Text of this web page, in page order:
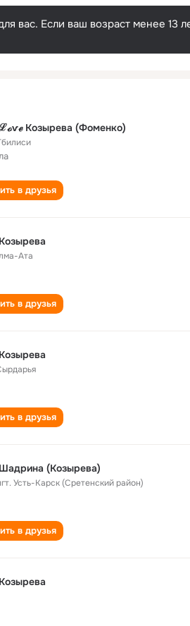
вас. Если ваш возраст менее 13
Козырева (Фоменко)
в друзья
Ата
в друзья
в друзья
(Козырева)
Усть-Карск (Сретенский район)
в друзья